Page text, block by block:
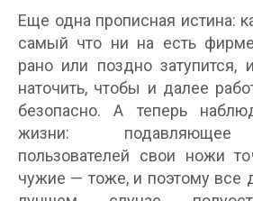
Еще одна прописная истина:
самый что ни на есть
рано или поздно затупится,
наточить, чтобы и далее
безопасно. А теперь
жизни: подавляющее
пользователей свои ножи
чужие — тоже, и поэтому все